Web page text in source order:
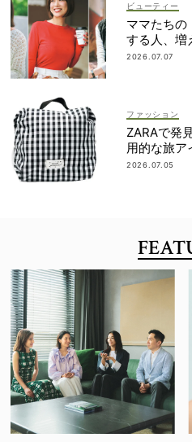
ビューティー
ママたちの
する人、増
全部見せ
2026.07.07
ファッション
ZARAで発
用的な旅ア
2026.07.05